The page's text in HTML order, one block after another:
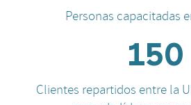
Personas capacitadas
150
Clientes repartidos entre la